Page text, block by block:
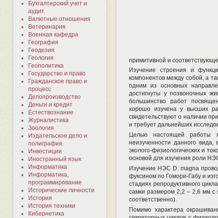
Бухгалтерский учет и
аудит
Валютные отношения
Ветеринария
Военная кафедра
География
Геодезия
Геология
Геополитика
Государство и право
Гражданское право и
процесс
Делопроизводство
Деньги и кредит
Естествознание
Журналистика
Зоология
Издательское дело и
полиграфия
Инвестиции
Иностранный язык
Информатика
Информатика,
программирование
Исторические личности
История
История техники
Кибернетика
примитивной и
Изучение строения и
компонентов между собой, а
одним из основных
достигнуты у позвоночных
большинство работ
хорошо изучена у высших
свидетельствуют о наличии
и требует дальнейших
Целью настоящей работы
неизученности данного
эколого-физиологических и
основой для изучения роли
Изучение НЭС D. magna
фуксином по Гомори-Габу и
стадиях репродуктивного
самки размером 2,2 – 2,6 мм с
соответственно).
Помимо характера